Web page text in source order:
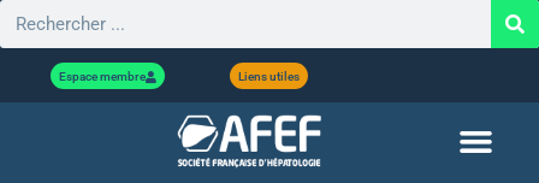
Espace membre Liens utiles